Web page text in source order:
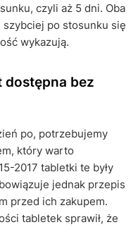
czyli aż 5 dni. Oba
po stosunku się
wykazują.
dostępna bez
po, potrzebujemy
który warto
2017 tabletki te były
jednak przepis
przed ich zakupem.
tabletek sprawił, że